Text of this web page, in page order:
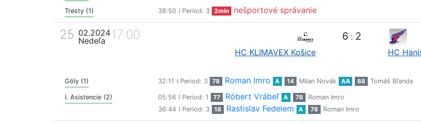
Tresty (1) 38:50 I Period: 3 2min nešportové správanie
25 02.2024
Nedeľa
17:00
HC KLIMAVEX Košice
6 : 2
HC
Góly (1) 32:11 I Period: 3 78 Roman Imro A 14 Milan Novák AA 88 Tomáš Bľanda
I. Asistencie (2) 05:56 I Period: 1 77 Róbert Vrábeľ A 78
Roman Imro
36:44 I Period: 3 18 Rastislav Fedelem A 78 Roman Imro